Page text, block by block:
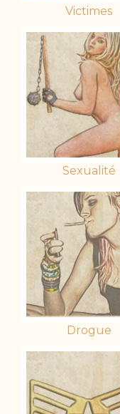
Victimes
Sexualité
Drogue